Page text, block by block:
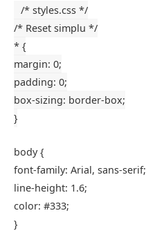
/* styles.css */
/* Reset simplu */
* {
margin: 0;
padding: 0;
box-sizing: border-box;
}
body{
font-family: Arial, sans-serif;
line-height: 1.6;
color: #333;
}